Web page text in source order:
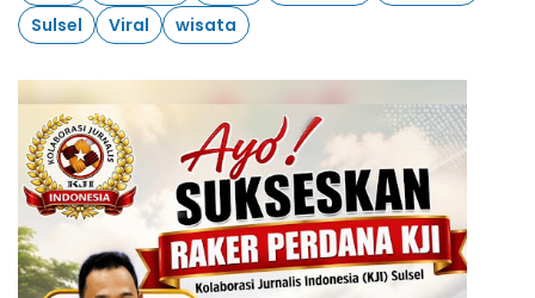
Sulsel
Viral wisata